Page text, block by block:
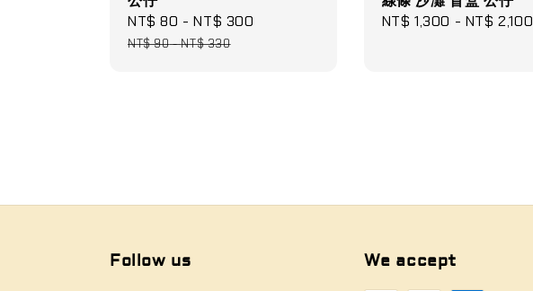
Sale
price
NT$ 80 -NT$ 300
NT$ 90-NT$ 330
Regular
NT$ 1,300 - NT$ 2,100
Follow us We accept